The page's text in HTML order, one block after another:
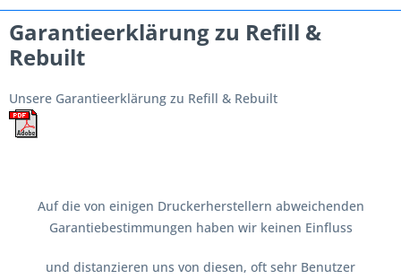
Garantieerklärung zu Refill &
Rebuilt
Unsere Garantieerklärung zu Refill & Rebuilt
Auf die von einigen Druckerherstellern abweichenden
Garantiebestimmungen haben wir keinen Einfluss
und distanzieren uns von diesen, oft sehr Benutzer